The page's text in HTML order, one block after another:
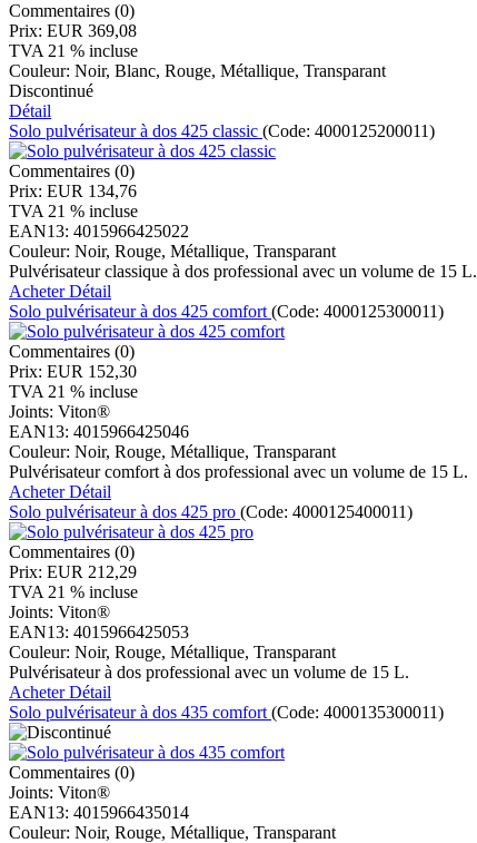
Commentaires (0)
Prix: EUR 369,08
TVA 21 % incluse
Couleur: Noir, Blanc, Rouge, Métallique, Transparant
Discontinué
Détail
Solo pulvérisateur à dos 425 classic (Code: 4000125200011)
Commentaires (0)
Prix: EUR 134,76
TVA 21 % incluse
EAN13: 4015966425022
Couleur: Noir, Rouge, Métallique, Transparant
Pulvérisateur classique à dos professional avec un volume de 15 L.
AcheterDétail
Solo pulvérisateur à dos 425 comfort(Code: 4000125300011)
Commentaires (0)
Prix: EUR 152,30
TVA 21 % incluse
Joints: Viton®
EAN13: 4015966425046
Couleur: Noir, Rouge, Métallique, Transparant
Pulvérisateur comfort à dos professional avec un volume de 15 L.
AcheterDétail
Solo pulvérisateur à dos 425 pro (Code: 4000125400011)
Commentaires (0)
Prix: EUR 212,29
TVA 21 % incluse
Joints: Viton®
EAN13: 4015966425053
Couleur: Noir, Rouge, Métallique, Transparant
Pulvérisateur à dos professional avec un volume de 15 L.
AcheterDétail
Solo pulvérisateur à dos 435 comfort(Code: 4000135300011)
Commentaires (0)
Joints: Viton®
EAN13: 4015966435014
Couleur: Noir, Rouge, Métallique, Transparant